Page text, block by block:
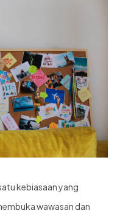
kebiasaan yang
wawasan dan